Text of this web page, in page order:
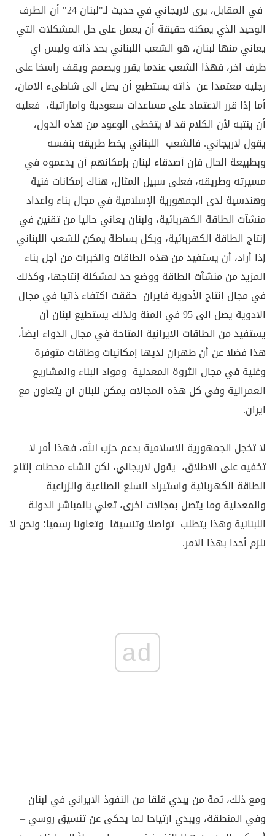
في المقابل، يرى لاريجاني في حديث لـ"لبنان 24" أن الطرف
الوحيد الذي يمكنه حقيقة أن يعمل على حل المشكلات التي
يعاني منها لبنان، هو الشعب اللبناني بحد ذاته وليس اي
طرف اخر، فهذا الشعب عندما يقرر ويصمم ويقف راسخا على
رجليه معتمدا عن ذاته يستطيع أن يصل الى شاطىء الامان،
أما إذا قرر الاعتماد على مساعدات سعودية واماراتية، فعليه
أن ينتبه لأن الكلام قد لا يتخطى الوعود من هذه الدول،
يقول لاريجاني. فالشعب اللبناني يخط طريقه بنفسه
وبطبيعة الحال فإن أصدقاء لبنان بإمكانهم أن يدعموه في
مسيرته وطريقه، فعلى سبيل المثال، هناك إمكانات فنية
وهندسية لدى الجمهورية الإسلامية في مجال بناء واعداد
منشآت الطاقة الكهربائية، ولبنان يعاني حاليا من تقنين في
إنتاج الطاقة الكهربائية، وبكل بساطة يمكن للشعب اللبناني
إذا أراد، أن يستفيد من هذه الطاقات والخبرات من أجل بناء
المزيد من منشآت الطاقة ووضع حد لمشكلة إنتاجها، وكذلك
في مجال إنتاج الأدوية فايران حققت اكتفاء ذاتيا في مجال
الادوية يصل الى 95 في المئة ولذلك يستطيع لبنان أن
يستفيد من الطاقات الايرانية المتاحة في مجال الدواء ايضاً،
هذا فضلا عن أن طهران لديها إمكانيات وطاقات متوفرة
وغنية في مجال الثروة المعدنية ومواد البناء والمشاريع
العمرانية وفي كل هذه المجالات يمكن للبنان ان يتعاون مع
ايران.
لا تخجل الجمهورية الاسلامية بدعم حزب الله، فهذا أمر لا
تخفيه على الاطلاق، يقول لاريجاني، لكن انشاء محطات إنتاج
الطاقة الكهربائية واستيراد السلع الصناعية والزراعية
والمعدنية وما يتصل بمجالات اخرى، تعني بالمباشر الدولة
اللبنانية وهذا يتطلب تواصلا وتنسيقا وتعاونا رسميا؛ ونحن لا
نلزم أحدا بهذا الامر.
ad
ومع ذلك، ثمة من يبدي قلقا من النفوذ الايراني في لبنان
وفي المنطقة، ويبدي ارتياحا لما يحكى عن تنسيق روسي –